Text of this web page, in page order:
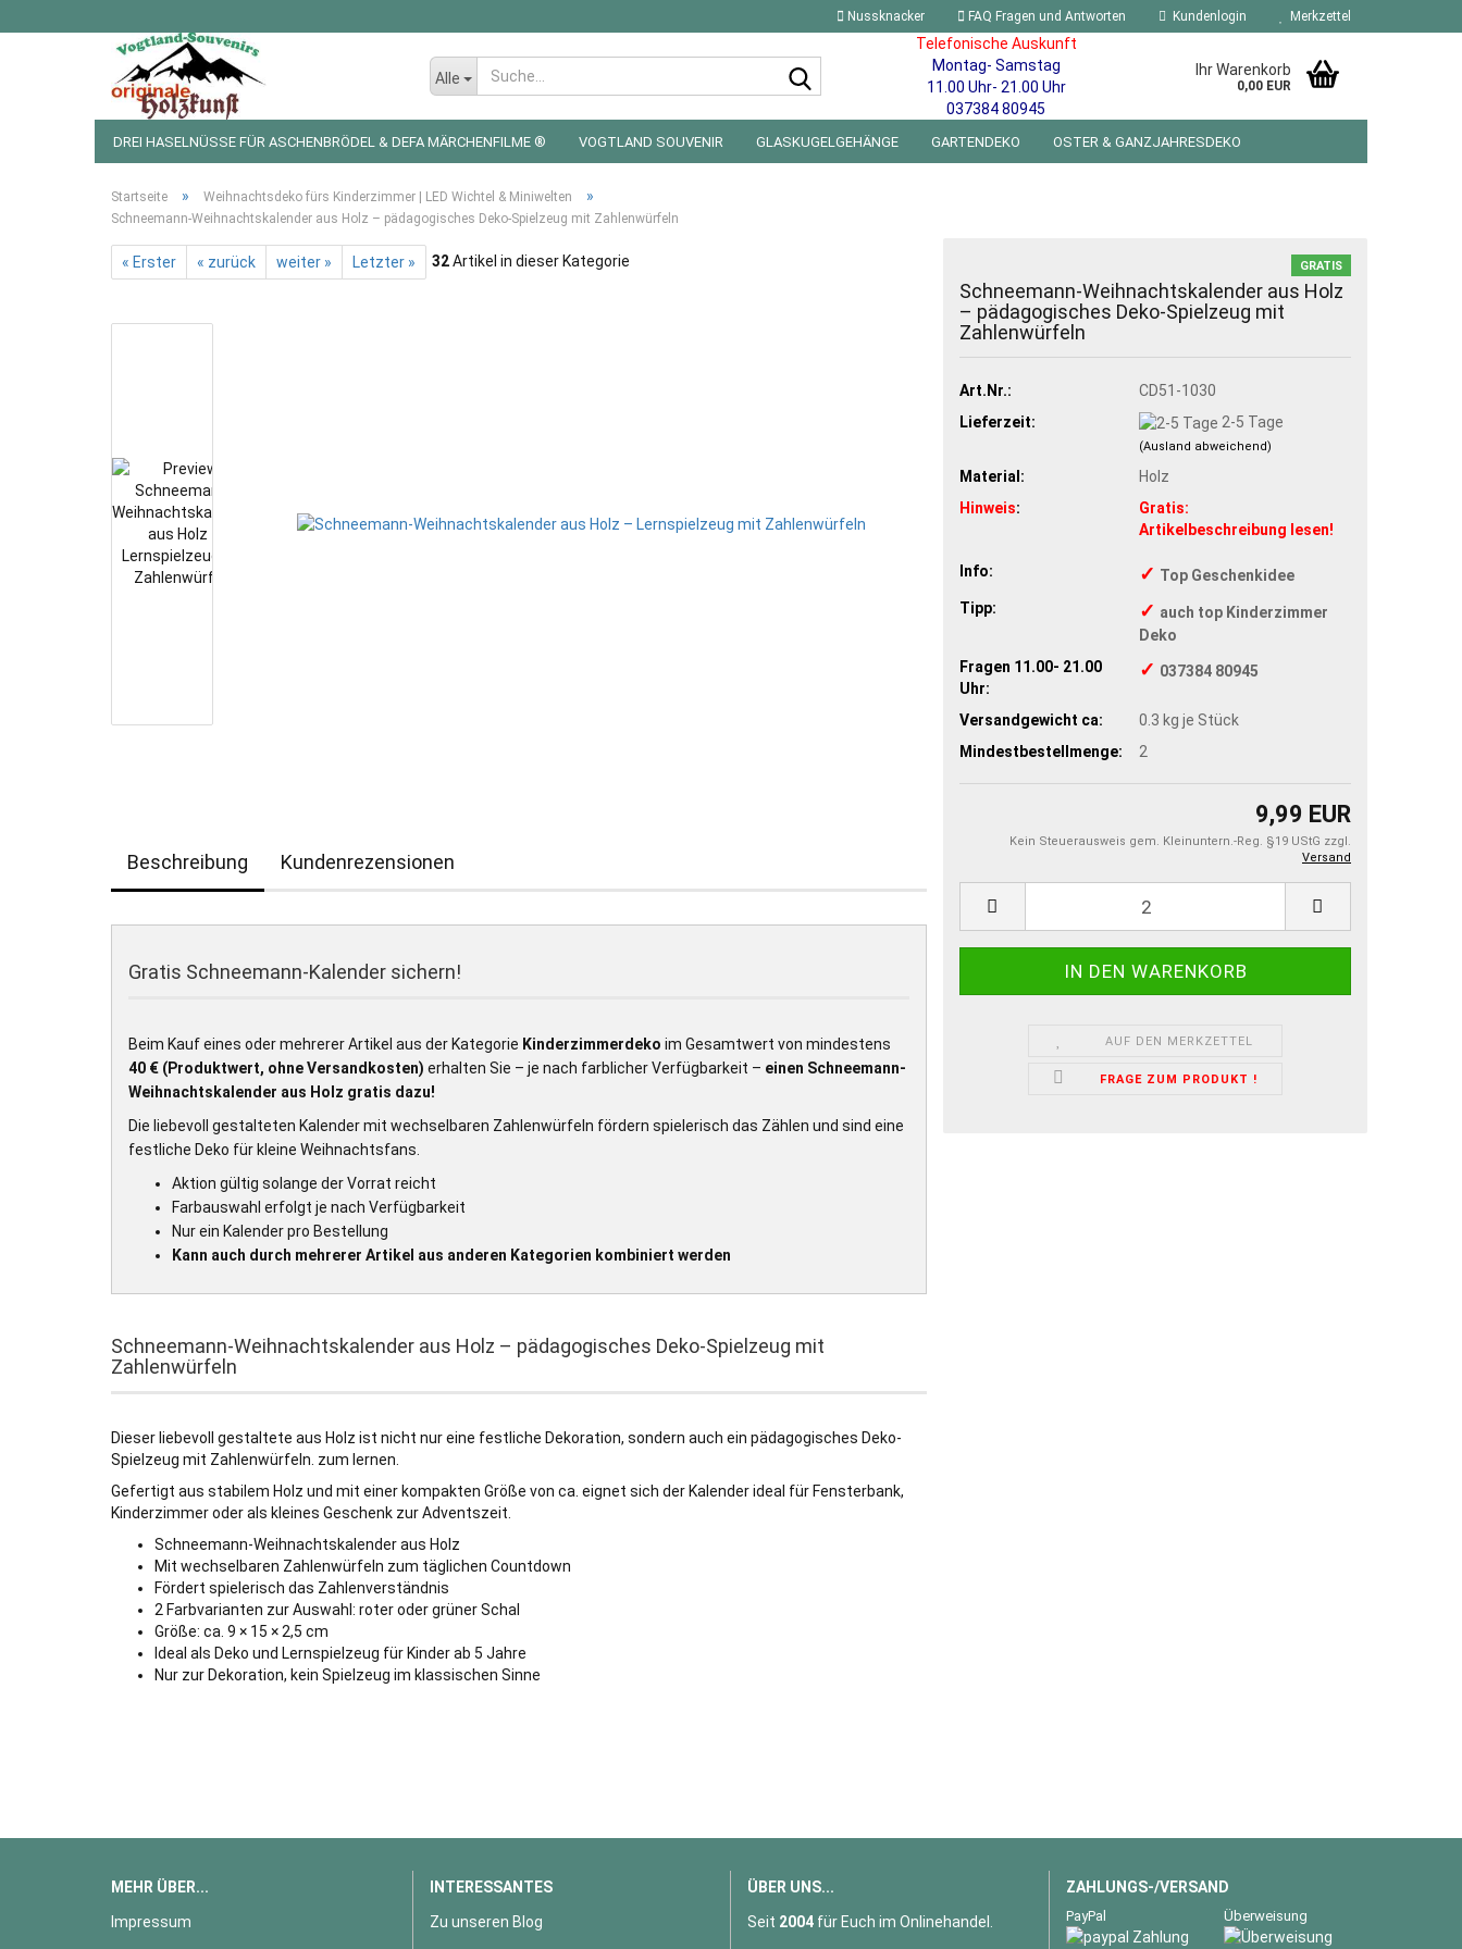
Nussknacker FAQ Fragen und Antworten Kundenlogin Merkzettel
Alle
Telefonische Auskunft
Montag- Samstag
11.00 Uhr- 21.00 Uhr
037384 80945
Ihr Warenkorb
0,00 EUR
DREI HASELNÜSSE FÜR ASCHENBRÖDEL & DEFA MÄRCHENFILME ® VOGTLAND SOUVENIR GLASKUGELGEHÄNGE GARTENDEKO OSTER & GANZJAHRESDEKO
Startseite » Weihnachtsdeko fürs Kinderzimmer | LED Wichtel & Miniwelten »
Schneemann-Weihnachtskalender aus Holz – pädagogisches Deko-Spielzeug mit Zahlenwürfeln
« Erster « zurück weiter » Letzter » 32Artikel in dieser Kategorie GRATIS
Schneemann-Weihnachtskalender aus Holz
– pädagogisches Deko-Spielzeug mit
Zahlenwürfeln
Art.Nr.:
CD51-1030
Lieferzeit:
2-5 Tage
(Ausland abweichend)
Material:
Holz
Hinweis:
Gratis:
Artikelbeschreibung lesen!
Info: ✓ Top Geschenkidee
Tipp:
✓ auch top Kinderzimmer
Deko
Fragen 11.00- 21.00
Uhr:
✓ 037384 80945
Versandgewicht ca: 0.3 kg je Stück
Mindestbestellmenge:
2
9,99 EUR
Kein Steuerausweis gem. Kleinuntern.-Reg. §19 UStG zzgl.
Versand
AUF DEN MERKZETTEL
FRAGE ZUM PRODUKT !
Beschreibung Kundenrezensionen
Gratis Schneemann-Kalender sichern!
Beim Kauf eines oder mehrerer Artikel aus der Kategorie Kinderzimmerdeko im Gesamtwert von mindestens
40 € (Produktwert, ohne Versandkosten) erhalten Sie – je nach farblicher Verfügbarkeit – einen Schneemann-
Weihnachtskalender aus Holz gratis dazu!
Die liebevoll gestalteten Kalender mit wechselbaren Zahlenwürfeln fördern spielerisch das Zählen und sind eine
festliche Deko für kleine Weihnachtsfans.
Aktion gültig solange der Vorrat reicht
Farbauswahl erfolgt je nach Verfügbarkeit
Nur ein Kalender pro Bestellung
Kann auch durch mehrerer Artikel aus anderen Kategorien kombiniert werden
Schneemann-Weihnachtskalender aus Holz – pädagogisches Deko-Spielzeug mit
Zahlenwürfeln
Dieser liebevoll gestaltete aus Holz ist nicht nur eine festliche Dekoration, sondern auch ein pädagogisches Deko-
Spielzeug mit Zahlenwürfeln. zum lernen.
Gefertigt aus stabilem Holz und mit einer kompakten Größe von ca. eignet sich der Kalender ideal für Fensterbank,
Kinderzimmer oder als kleines Geschenk zur Adventszeit.
Schneemann-Weihnachtskalender aus Holz
Mit wechselbaren Zahlenwürfeln zum täglichen Countdown
Fördert spielerisch das Zahlenverständnis
2 Farbvarianten zur Auswahl: roter oder grüner Schal
Größe: ca. 9 × 15 × 2,5 cm
Ideal als Deko und Lernspielzeug für Kinder ab 5 Jahre
Nur zur Dekoration, kein Spielzeug im klassischen Sinne
MEHR ÜBER...
Impressum
INTERESSANTES
Zu unseren Blog
ÜBER UNS...
Seit 2004 für Euch im Onlinehandel.
ZAHLUNGS-/VERSAND
PayPal Überweisung